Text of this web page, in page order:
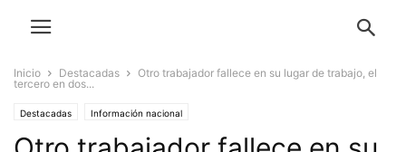
Inicio Destacadas
Otro trabajador fallece en su lugar de trabajo, el
tercero en dos...
Destacadas Información nacional